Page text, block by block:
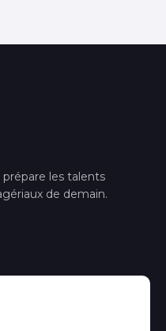
les talents
de demain.